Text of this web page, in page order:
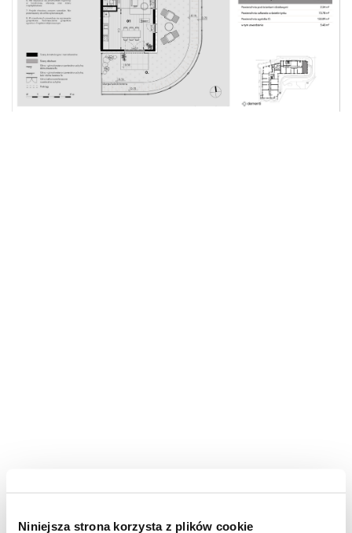
Niniejsza strona korzysta z plików cookie